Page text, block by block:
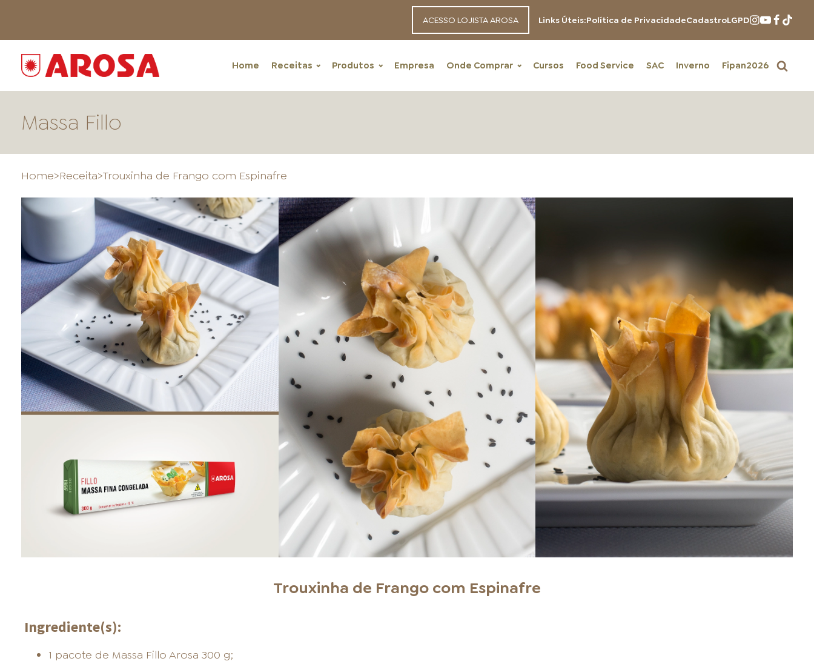
ACESSO LOJISTA AROSA Links Úteis:Política de PrivacidadeCadastroLGPD
Home Receitas Produtos Empresa Onde Comprar Cursos Food Service SAC Inverno Fipan2026
HOME
ONDE COMPRAR LOJAS AROSA DISTRIBUIDORES E REPRESENTANTES
FOOD SERVICE EMPRESA AGENDA DE CURSOS
INVERNO SAC ACESSO PARA PARCEIROS
Massa Fillo
Home>Receita>Trouxinha de Frango com Espinafre
Trouxinha de Frango com Espinafre
Ingrediente(s):
1 pacote de Massa Fillo Arosa 300 g;